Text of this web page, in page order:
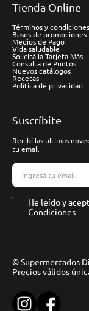
Tienda Online
Términos y condiciones
Bases de promociones
Medios de Pago
Vida saludable
Solicitá la Tarjeta Más
Consulta de Puntos
Nuevos catálogos
Recetas
Política de privacidad
Suscríbite
Recibí las ultimas
tu email
He leído y
Condiciones
© Supermercados
Precios válidos